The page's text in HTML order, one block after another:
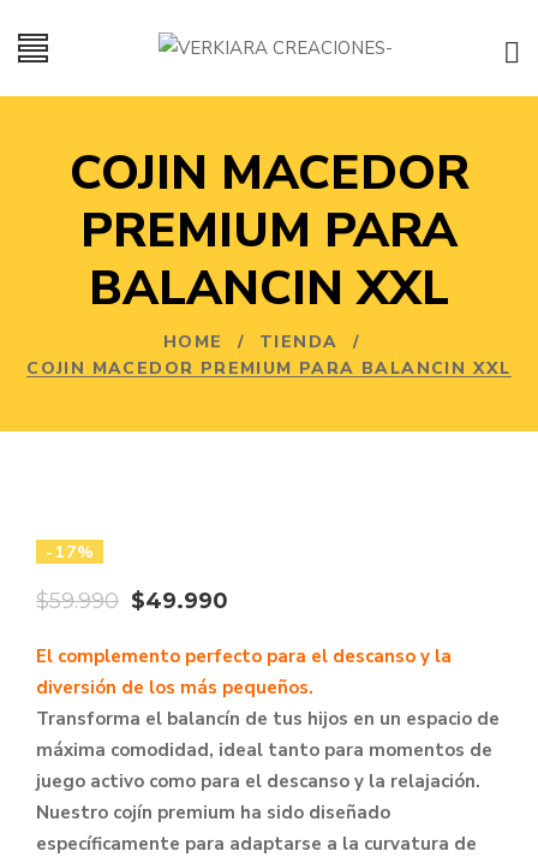
COJIN MACEDOR
PREMIUM PARA
BALANCIN XXL
HOME / TIENDA
/
COJIN MACEDOR PREMIUM PARA BALANCIN XXL
-17%
$59.990 El
original
era:
$59.990.
$49.990
actual
es:
$49.990.
El complemento perfecto para el descanso y la
diversión de los más pequeños.
​Transforma el balancín de tus hijos en un espacio de
máxima comodidad, ideal tanto para momentos de
juego activo como para el descanso y la relajación.
Nuestro cojín premium ha sido diseñado
específicamente para adaptarse a la curvatura de